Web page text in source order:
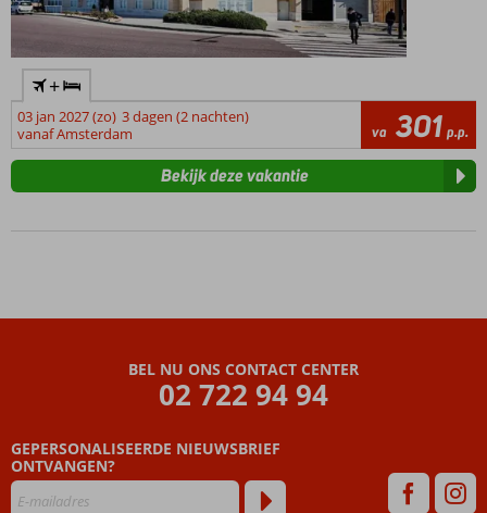
+
03 jan 2027 (zo) 3 dagen (2 nachten)
vanaf Amsterdam
va 301 p.p.
Bekijk deze vakantie
BEL NU ONS CONTACT CENTER
02 722 94 94
GEPERSONALISEERDE NIEUWSBRIEF
ONTVANGEN?